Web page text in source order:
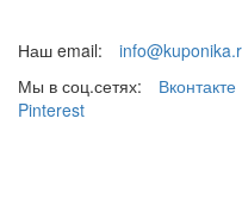
Наш email:
Мы в соц.сетях:
Вконтакте
Pinterest